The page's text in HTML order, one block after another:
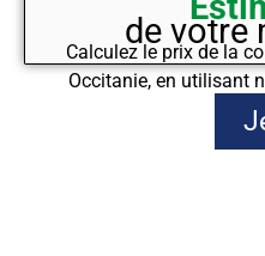
de votre
Calculez le prix de la
Occitanie, en utilisant